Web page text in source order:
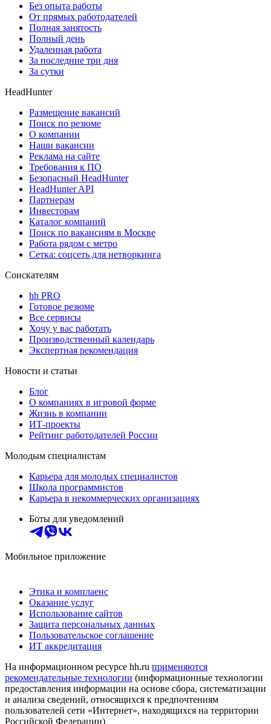
Без опыта работы
От прямых работодателей
Полная занятость
Полный день
Удаленная работа
За последние три дня
За сутки
HeadHunter
Размещение вакансий
Поиск по резюме
О компании
Наши вакансии
Реклама на сайте
Требования к ПО
Безопасный HeadHunter
HeadHunter API
Партнерам
Инвесторам
Каталог компаний
Поиск по вакансиям в Москве
Работа рядом с метро
Сетка: соцсеть для нетворкинга
Соискателям
hh PRO
Готовое резюме
Все сервисы
Хочу у вас работать
Производственный календарь
Экспертная рекомендация
Новости и статьи
Блог
О компаниях в игровой форме
Жизнь в компании
ИТ-проекты
Рейтинг работодателей России
Молодым специалистам
Карьера для молодых специалистов
Школа программистов
Карьера в некоммерческих организациях
Боты для уведомлений
Мобильное приложение
Этика и комплаенс
Оказание услуг
Использование сайтов
Защита персональных данных
Пользовательское соглашение
ИТ аккредитация
На информационном ресурсе hh.ru применяются
рекомендательные технологии (информационные технологии
предоставления информации на основе сбора, систематизации
и анализа сведений, относящихся к предпочтениям
пользователей сети «Интернет», находящихся на территории
Российской Федерации)